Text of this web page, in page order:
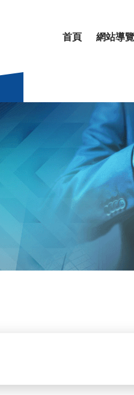
首頁 網站導覽